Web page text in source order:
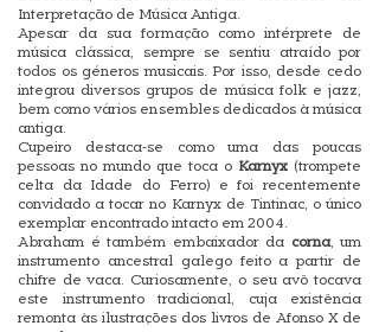
Interpretação de Música Antiga.
Apesar da sua formação como intérprete de
música clássica, sempre se sentiu atraído por
todos os géneros musicais. Por isso, desde cedo
integrou diversos grupos de música folk e jazz,
bem como vários ensembles dedicados à música
antiga.
Cupeiro destaca-se como uma das poucas
pessoas no mundo que toca o Karnyx (trompete
celta da Idade do Ferro) e foi recentemente
convidado a tocar no Karnyx de Tintinac, o único
exemplar encontrado intacto em 2004.
Abraham é também embaixador da corna, um
instrumento ancestral galego feito a partir de
chifre de vaca. Curiosamente, o seu avô tocava
este instrumento tradicional, cuja existência
remonta às ilustrações dos livros de Afonso X de